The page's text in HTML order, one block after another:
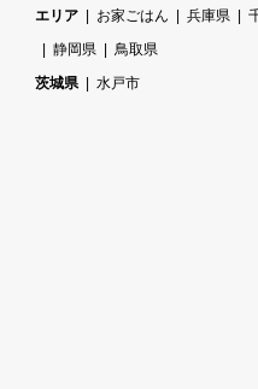
エリア お家ごはん 兵庫県
静岡県
鳥取県
茨城県
水戸市